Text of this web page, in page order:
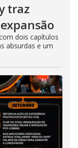
traz
dois capítulos
absurdas e um